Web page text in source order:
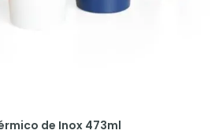
de Inox 473ml